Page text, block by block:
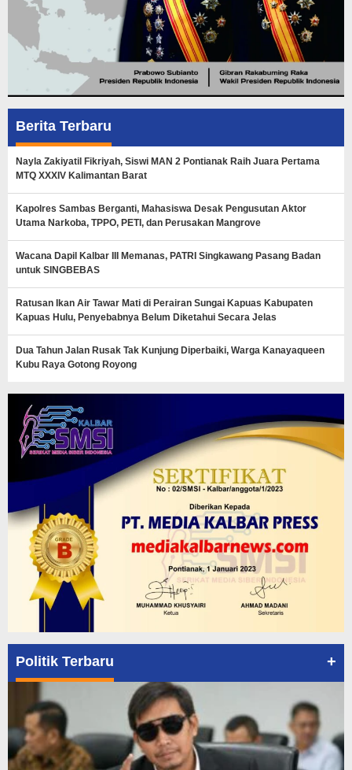
Berita Terbaru
Nayla Zakiyatil Fikriyah, Siswi MAN 2 Pontianak Raih Juara Pertama
MTQ XXXIV Kalimantan Barat
Kapolres Sambas Berganti, Mahasiswa Desak Pengusutan Aktor
Utama Narkoba, TPPO, PETI, dan Perusakan Mangrove
Wacana Dapil Kalbar III Memanas, PATRI Singkawang Pasang Badan
untuk SINGBEBAS
Ratusan Ikan Air Tawar Mati di Perairan Sungai Kapuas Kabupaten
Kapuas Hulu, Penyebabnya Belum Diketahui Secara Jelas
Dua Tahun Jalan Rusak Tak Kunjung Diperbaiki, Warga Kanayaqueen
Kubu Raya Gotong Royong
Politik Terbaru +